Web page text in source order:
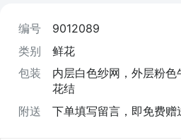
编号
9012089
类别
鲜花
包装
内层白色纱网，外层粉
花结
附送
下单填写留言，即免费赠